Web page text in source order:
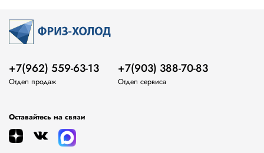
+7(962) 559-63-13
Отдел продаж
+7(903) 388-70-83
Отдел сервиса
Оставайтесь на связи